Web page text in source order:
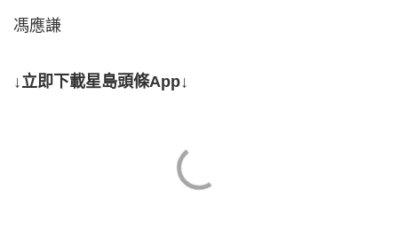
馮應謙
↓立即下載星島頭條App↓